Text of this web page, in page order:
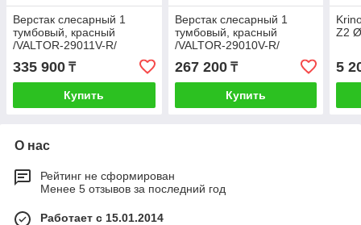
Верстак слесарный 1
тумбовый, красный
/VALTOR-29011V-R/
335 900 ₸
Купить
Верстак слесарный 1
тумбовый, красный
/VALTOR-29010V-R/
267 200₸
Купить
Z2
5
О нас
Рейтинг не сформирован
Менее 5 отзывов за последний год
Работает с 15.01.2014